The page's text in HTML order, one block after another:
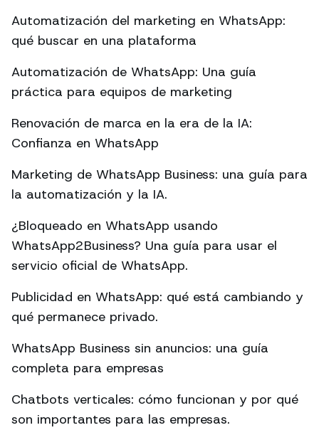
Automatización del marketing en WhatsApp:
qué buscar en una plataforma
Automatización de WhatsApp: Una guía
práctica para equipos de marketing
Renovación de marca en la era de la IA:
Confianza en WhatsApp
Marketing de WhatsApp Business: una guía para
la automatización y la IA.
¿Bloqueado en WhatsApp usando
WhatsApp2Business? Una guía para usar el
servicio oficial de WhatsApp.
Publicidad en WhatsApp: qué está cambiando y
qué permanece privado.
WhatsApp Business sin anuncios: una guía
completa para empresas
Chatbots verticales: cómo funcionan y por qué
son importantes para las empresas.